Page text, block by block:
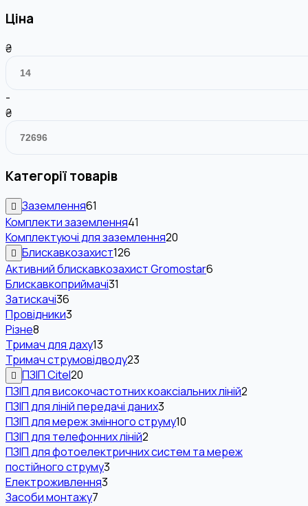
Ціна
₴
-
₴
Категорії товарів
Заземлення61
Комплекти заземлення41
Комплектуючі для заземлення20
Блискавкозахист126
Активний блискавкозахист Gromostar6
Блискавкоприймачі31
Затискачі36
Провідники3
Різне8
Тримач для даху13
Тримач струмовідводу23
ПЗІП Citel20
ПЗІП для високочастотних коаксіальних ліній2
ПЗІП для ліній передачі даних3
ПЗІП для мереж змінного струму10
ПЗІП для телефонних ліній2
ПЗІП для фотоелектричних систем та мереж
постійного струму3
Електроживлення3
Засоби монтажу7